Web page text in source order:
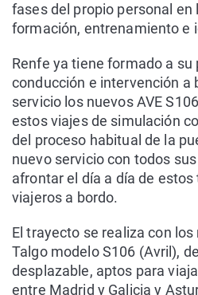
fases del propio personal en
formación, entrenamiento e
Renfe ya tiene formado a su
conducción e intervención a
servicio los nuevos AVE
estos viajes de simulación
del proceso habitual de la
nuevo servicio con todos
afrontar el día a día de
viajeros a bordo.
El trayecto se realiza con
Talgo modelo S106 (Avril),
desplazable, aptos para
entre Madrid y Galicia y